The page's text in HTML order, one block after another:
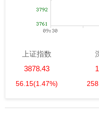
上证指数
3878.43
56.15(1.47%)